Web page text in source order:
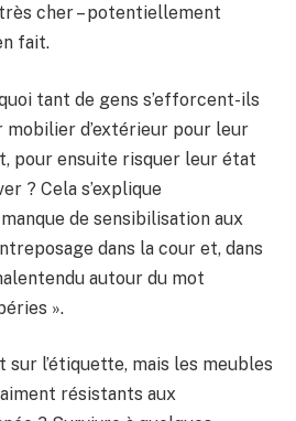
cher – potentiellement
fait.
tant de gens s’efforcent-ils
d’extérieur pour leur
pour ensuite risquer leur état
? Cela s’explique
de sensibilisation aux
dans la cour et, dans
autour du mot
».
sur l’étiquette, mais les meubles
résistants aux